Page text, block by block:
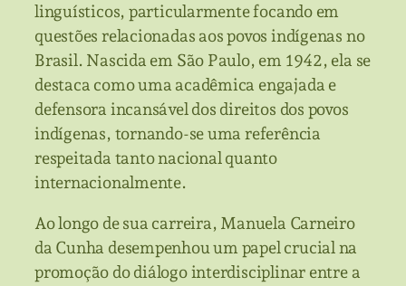
linguísticos, particularmente focando em
questões relacionadas aos povos indígenas no
Brasil. Nascida em São Paulo, em 1942, ela se
destaca como uma acadêmica engajada e
defensora incansável dos direitos dos povos
indígenas, tornando-se uma referência
respeitada tanto nacional quanto
internacionalmente.
Ao longo de sua carreira, Manuela Carneiro
da Cunha desempenhou um papel crucial na
promoção do diálogo interdisciplinar entre a